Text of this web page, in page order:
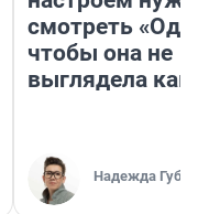
смотреть
чтобы она не
выглядела как
Надежда